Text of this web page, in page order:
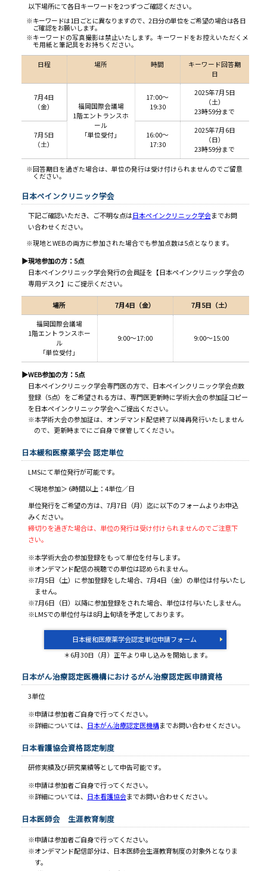
以下場所にて各日キーワードを2つずつご確認ください。
※キーワードは1日ごとに異なりますので、2日分の単位をご希望の場合は各日
ご確認をお願いします。
※キーワードの写真撮影は禁止いたします。キーワードをお控えいただくメ
モ用紙と筆記具をお持ちください。
日程 場所 時間
キーワード回答期
日
7月4日
（金）
福岡国際会議場
1階エントランスホ
ール
「単位受付」
17:00～
19:30
2025年7⽉5⽇
（⼟）
23時59分まで
7月5日
（土）
16:00～
17:30
2025年7⽉6⽇
（⽇）
23時59分まで
※回答期⽇を過ぎた場合は、単位の発⾏は受け付けられませんのでご留意
ください。
日本ペインクリニック学会
下記ご確認いただき、ご不明な点は日本ペインクリニック学会までお問
い合わせください。
※現地とWEBの両方に参加された場合でも参加点数は5点となります。
▶現地参加の方：5点
日本ペインクリニック学会発行の会員証を【日本ペインクリニック学会の
専用デスク】にご提示ください。
場所 7月4日（金） 7月5日（土）
福岡国際会議場
1階エントランスホー
ル
「単位受付」
9:00～17:00 9:00～15:00
▶WEB参加の方：5点
日本ペインクリニック学会専門医の方で、日本ペインクリニック学会点数
登録（5点）をご希望される方は、専門医更新時に学術大会の参加証コピー
を日本ペインクリニック学会へご提出ください。
※本学術大会の参加証は、オンデマンド配信終了以降再発行いたしません
ので、更新時までにご自身で保管してください。
日本緩和医療薬学会 認定単位
LMSにて単位発行が可能です。
＜現地参加＞ 6時間以上：4単位／日
単位発行をご希望の方は、7月7日（月）迄に以下のフォームよりお申込
みください。
締切りを過ぎた場合は、単位の発行は受け付けられませんのでご注意下
さい。
本学術大会の参加登録をもって単位を付与します。
オンデマンド配信の視聴での単位は認められません。
7月5日（土）に参加登録をした場合、7月4日（金）の単位は付与いたし
ません。
7月6日（日）以降に参加登録をされた場合、単位は付与いたしません。
LMSでの単位付与は8月上旬頃を予定しております。
日本緩和医療薬学会認定単位申請フォーム
＊6月30日（月）正午より申し込みを開始します。
日本がん治療認定医機構におけるがん治療認定医申請資格
3単位
申請は参加者ご自身で行ってください。
詳細については、 日本がん治療認定医機構までお問い合わせください。
日本看護協会資格認定制度
研修実績及び研究業績等として申告可能です。
申請は参加者ご自身で行ってください。
詳細については、 日本看護協会までお問い合わせください。
日本医師会 生涯教育制度
申請は参加者ご自身で行ってください。
オンデマンド配信部分は、日本医師会生涯教育制度の対象外となりま
す。